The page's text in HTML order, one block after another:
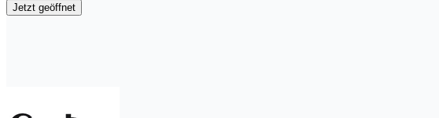
Jetzt geöffnet